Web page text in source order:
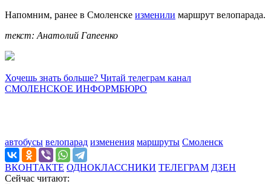
Напомним, ранее в Смоленске изменили маршрут велопарада.
текст: Анатолий Гапеенко
Хочешь знать больше? Читай телеграм канал
СМОЛЕНСКОЕ ИНФОРМБЮРО
автобусы велопарад изменения маршруты Смоленск
ВКОНТАКТЕ ОДНОКЛАССНИКИ ТЕЛЕГРАМ ДЗЕН
Сейчас читают: